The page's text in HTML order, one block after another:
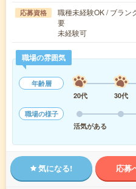
応募資格
職種未経験OK / ブラン
要
未経験可
職場の雰囲気
年齢層
20代
30代
職場の様子
活気がある
気になる! 応募